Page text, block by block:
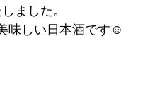
ました。
味しい日本酒です☺